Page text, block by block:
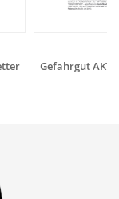
Gefahrgut